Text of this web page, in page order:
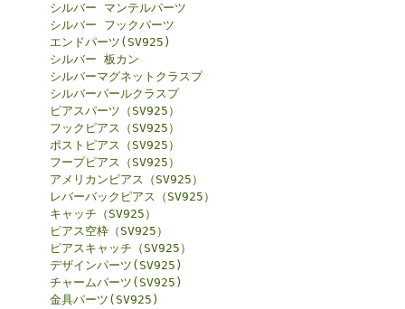
シルバー マンテルパーツ
シルバー フックパーツ
エンドパーツ(SV925)
シルバー 板カン
シルバーマグネットクラスプ
シルバーパールクラスプ
ピアスパーツ（SV925）
フックピアス（SV925）
ポストピアス（SV925）
フープピアス（SV925）
アメリカンピアス（SV925）
レバーバックピアス（SV925）
キャッチ（SV925）
ピアス空枠（SV925）
ピアスキャッチ（SV925）
デザインパーツ(SV925)
チャームパーツ(SV925)
金具パーツ(SV925)